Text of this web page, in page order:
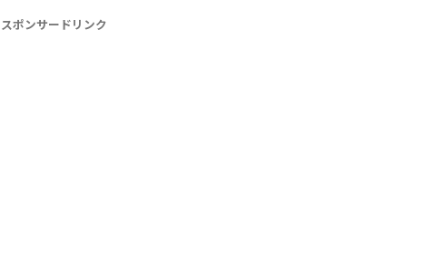
スポンサードリンク